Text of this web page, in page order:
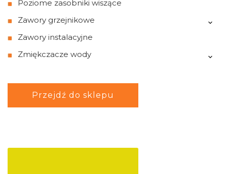
Poziome zasobniki wiszące
Zawory grzejnikowe
Zawory instalacyjne
Zmiękczacze wody
Przejdź do sklepu